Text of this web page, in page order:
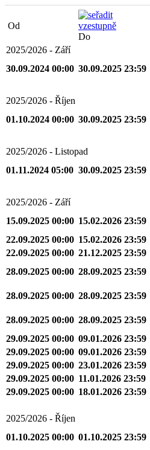
Od
Do
2025/2026 - Září
30.09.2024 00:00 30.09.2025 23:59
2025/2026 - Říjen
01.10.2024 00:00 30.09.2025 23:59
2025/2026 - Listopad
01.11.2024 05:00 30.09.2025 23:59
2025/2026 - Září
15.09.2025 00:00 15.02.2026 23:59
22.09.2025 00:00 15.02.2026 23:59
22.09.2025 00:00 21.12.2025 23:59
28.09.2025 00:00 28.09.2025 23:59
28.09.2025 00:00 28.09.2025 23:59
28.09.2025 00:00 28.09.2025 23:59
29.09.2025 00:00 09.01.2026 23:59
29.09.2025 00:00 09.01.2026 23:59
29.09.2025 00:00 23.01.2026 23:59
29.09.2025 00:00 11.01.2026 23:59
29.09.2025 00:00 18.01.2026 23:59
2025/2026 - Říjen
01.10.2025 00:00 01.10.2025 23:59